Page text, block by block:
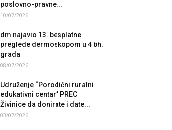
poslovno-pravne...
10/07/2026
dm najavio 13. besplatne
preglede dermoskopom u 4 bh.
grada
08/07/2026
Udruženje “Porodični ruralni
edukativni centar” PREC
Živinice da donirate i date...
03/07/2026